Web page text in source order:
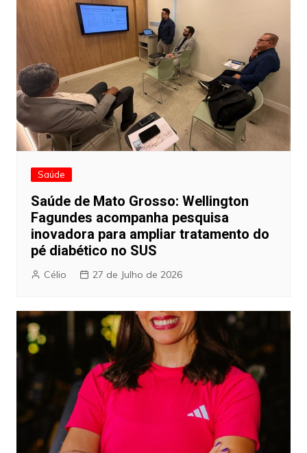
Saúde
Saúde de Mato Grosso: Wellington
Fagundes acompanha pesquisa
inovadora para ampliar tratamento do
pé diabético no SUS
Célio 27 de Julho de 2026